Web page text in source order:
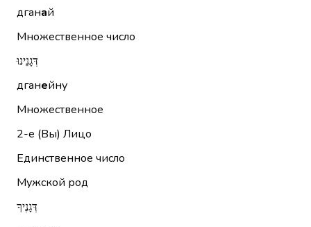
дганай
Множественное число
דְּגָנֵינוּ
дганейну
Множественное
2-е (Вы) Лицо
Единственное число
Мужской род
דְּגָנֶיךָ